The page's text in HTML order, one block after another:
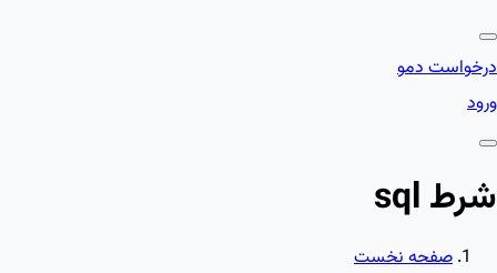
درخواست دمو
ورود
شرط sql
صفحه نخست